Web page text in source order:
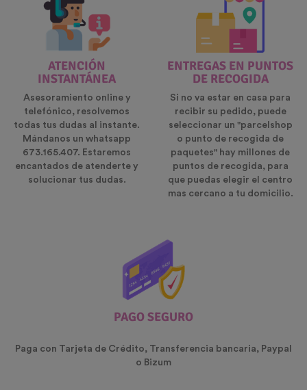
ATENCIÓN
INSTANTÁNEA
Asesoramiento online y
telefónico, resolvemos
todas tus dudas al instante.
Mándanos un whatsapp
673.165.407. Estaremos
encantados de atenderte y
solucionar tus dudas.
ENTREGAS EN PUNTOS
DE RECOGIDA
Si no va estar en casa para
recibir su pedido, puede
seleccionar un "parcelshop
o punto de recogida de
paquetes" hay millones de
puntos de recogida, para
que puedas elegir el centro
mas cercano a tu domicilio.
PAGO SEGURO
Paga con Tarjeta de Crédito, Transferencia bancaria, Paypal
o Bizum